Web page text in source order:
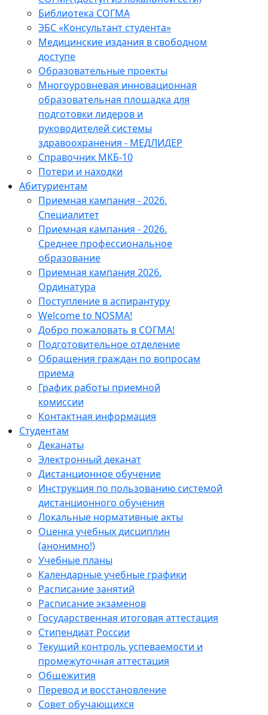
Библиотека СОГМА
ЭБС «Консультант студента»
Медицинские издания в свободном
доступе
Образовательные проекты
Многоуровневая инновационная
образовательная площадка для
подготовки лидеров и
руководителей системы
здравоохранения - МЕДЛИДЕР
Справочник МКБ-10
Потери и находки
Абитуриентам
Приемная кампания - 2026.
Специалитет
Приемная кампания - 2026.
Среднее профессиональное
образование
Приемная кампания 2026.
Ординатура
Поступление в аспирантуру
Welcome to NOSMA!
Добро пожаловать в СОГМА!
Подготовительное отделение
Обращения граждан по вопросам
приема
График работы приемной
комиссии
Контактная информация
Студентам
Деканаты
Электронный деканат
Дистанционное обучение
Инструкция по пользованию системой
дистанционного обучения
Локальные нормативные акты
Оценка учебных дисциплин
(анонимно!)
Учебные планы
Календарные учебные графики
Расписание занятий
Расписание экзаменов
Государственная итоговая аттестация
Стипендиат России
Текущий контроль успеваемости и
промежуточная аттестация
Общежития
Перевод и восстановление
Совет обучающихся